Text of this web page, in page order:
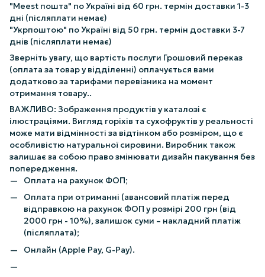
"Meest пошта" по Україні від 60 грн. термін доставки 1-3
дні (післяплати немає)
"Укрпоштою" по Україні від 50 грн. термін доставки 3-7
днів (післяплати немає)
Зверніть увагу, що вартість послуги Грошовий переказ
(оплата за товар у відділенні) оплачується вами
додатково за тарифами перевізника на момент
отримання товару..
ВАЖЛИВО: Зображення продуктів у каталозі є
ілюстраціями. Вигляд горіхів та сухофруктів у реальності
може мати відмінності за відтінком або розміром, що є
особливістю натуральної сировини. Виробник також
залишає за собою право змінювати дизайн пакування без
попередження.
Оплата на рахунок ФОП;
Оплата при отриманні (авансовий платіж перед
відправкою на рахунок ФОП у розмірі 200 грн (від
2000 грн - 10%), залишок суми – накладний платіж
(післяплата);
Онлайн (Apple Pay, G-Pay).